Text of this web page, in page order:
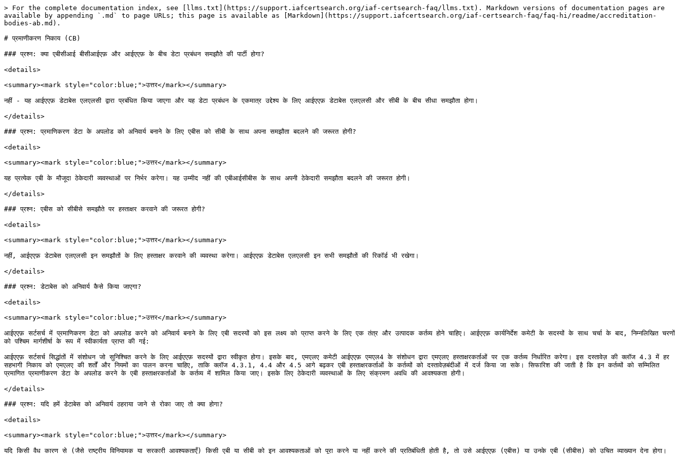
> For the complete documentation index, see [llms.txt](https://support.iafcertsearch.org/iaf-certsearch-faq/llms.txt). Markdown versions of documentation pages are
available by appending `.md` to page URLs; this page is available as [Markdown](https://support.iafcertsearch.org/iaf-certsearch-faq/faq-hi/readme/accreditation-
bodies-ab.md).
# प्रमाणीकरण निकाय (CB)
### प्रश्न: क्या एबीसीआई बीसीआईएफ़ और आईएएफ़ के बीच डेटा प्रबंधन समझौते की पार्टी होगा?
<details>
<summary><mark style="color:blue;">उत्तर</mark></summary>
नहीं - यह आईएएफ़ डेटाबेस एलएलसी द्वारा प्रबंधित किया जाएगा और यह डेटा प्रबंधन के एकमात्र उद्देश्य के लिए आईएएफ़ डेटाबेस एलएलसी और सीबी के बीच सीधा समझौता होगा।
</details>
### प्रश्न: प्रमाणिकरण डेटा के अपलोड को अनिवार्य बनाने के लिए एबीस को सीबी के साथ अपना समझौता बदलने की जरूरत होगी?
<details>
<summary><mark style="color:blue;">उत्तर</mark></summary>
यह प्रत्येक एबी के मौजूदा ठेकेदारी व्यवस्थाओं पर निर्भर करेगा। यह उम्मीद नहीं की एबीआईसीबीस के साथ अपनी ठेकेदारी समझौता बदलने की जरूरत होगी।
</details>
### प्रश्न: एबीस को सीबीसे समझौते पर हस्ताक्षर करवाने की जरूरत होगी?
<details>
<summary><mark style="color:blue;">उत्तर</mark></summary>
नहीं, आईएएफ़ डेटाबेस एलएलसी इन समझौतों के लिए हस्ताक्षर करवाने की व्यवस्था करेगा। आईएएफ़ डेटाबेस एलएलसी इन सभी समझौतों की रिकॉर्ड भी रखेगा।
</details>
### प्रश्न: डेटाबेस को अनिवार्य कैसे किया जाएगा?
<details>
<summary><mark style="color:blue;">उत्तर</mark></summary>
आईएएफ़ सर्टसर्च में प्रमाणिकरण डेटा को अपलोड करने को अनिवार्य बनाने के लिए एबी सदस्यों को इस लक्ष्य को प्राप्त करने के लिए एक तंत्र और उत्पादक कर्तव्य होने चाहिए। आईएएफ़ कार्यनिर्देश कमेटी के सदस्यों के साथ चर्चा के बाद, निम्नलिखित चरणों
को पश्चिम मार्गशीर्षा के रूप में स्वीकार्यता प्राप्त की गई:
आईएएफ़ सर्टसर्च सिद्धांतों में संशोधन जो सुनिश्चित करने के लिए आईएएफ़ सदस्यों द्वारा स्वीकृत होगा। इसके बाद, एमएलए कमेटी आईएएफ़ एमएल4 के संशोधन द्वारा एमएलए हस्ताक्षरकर्ताओं पर एक कर्तव्य निर्धारित करेगा। इस दस्तावेज़ की क्लॉज 4.3 में हर
सहभागी निकाय को एमएलए की शर्तों और नियमों का पालन करना चाहिए, ताकि क्लॉज 4.3.1, 4.4 और 4.5 आगे बढ़कर एबी हस्ताक्षरकर्ताओं के कर्तव्यों को दस्तावेज़बंदीओं में दर्ज किया जा सके। सिफारिश की जाती है कि इन कर्तव्यों को सम्मिलित
प्रमाणित प्रमाणीकरण डेटा के अपलोड करने के एबी हस्ताक्षरकर्ताओं के कर्तव्य में शामिल किया जाए। इसके लिए ठेकेदारी व्यवस्थाओं के लिए संक्रमण अवधि की आवश्यकता होगी।
</details>
### प्रश्न: यदि हमें डेटाबेस को अनिवार्य ठहराया जाने से रोका जाए तो क्या होगा?
<details>
<summary><mark style="color:blue;">उत्तर</mark></summary>
यदि किसी वैध कारण से (जैसे राष्ट्रीय विनियामक या सरकारी आवश्यकताएँ) किसी एबी या सीबी को इन आवश्यकताओं को पूरा करने या नहीं करने की प्रतिबंधिती होती है, तो उसे आईएएफ़ (एबीस) या उनके एबी (सीबीस) को उचित व्याख्यान देना होगा।